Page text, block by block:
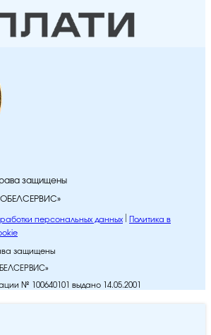
защищены
персональных данных
Политика в
защищены
№ 100640101 выдано 14.05.2001